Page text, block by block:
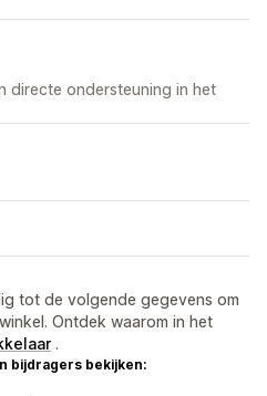
directe ondersteuning in het
tot de volgende gegevens om
Ontdek waarom in het
.
bijdragers bekijken: